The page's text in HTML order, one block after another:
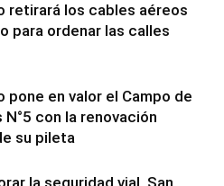
retirará los cables aéreos
para ordenar las calles
pone en valor el Campo de
con la renovación
su pileta
la seguridad vial, San